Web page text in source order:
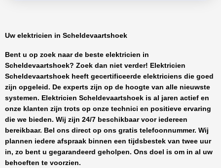
Uw elektricien in Scheldevaartshoek
Bent u op zoek naar de beste elektricien in
Scheldevaartshoek? Zoek dan niet verder! Elektricien
Scheldevaartshoek heeft gecertificeerde elektriciens die goed
zijn opgeleid. De experts zijn op de hoogte van alle nieuwste
systemen. Elektricien Scheldevaartshoek is al jaren actief en
onze klanten zijn trots op onze technici en positieve ervaring
die we bieden. Wij zijn 24/7 beschikbaar voor iedereen
bereikbaar. Bel ons direct op ons gratis telefoonnummer. Wij
plannen iedere afspraak binnen een tijdsbestek van twee uur
in, zo bent u gegarandeerd geholpen. Ons doel is om in al uw
behoeften te voorzien.